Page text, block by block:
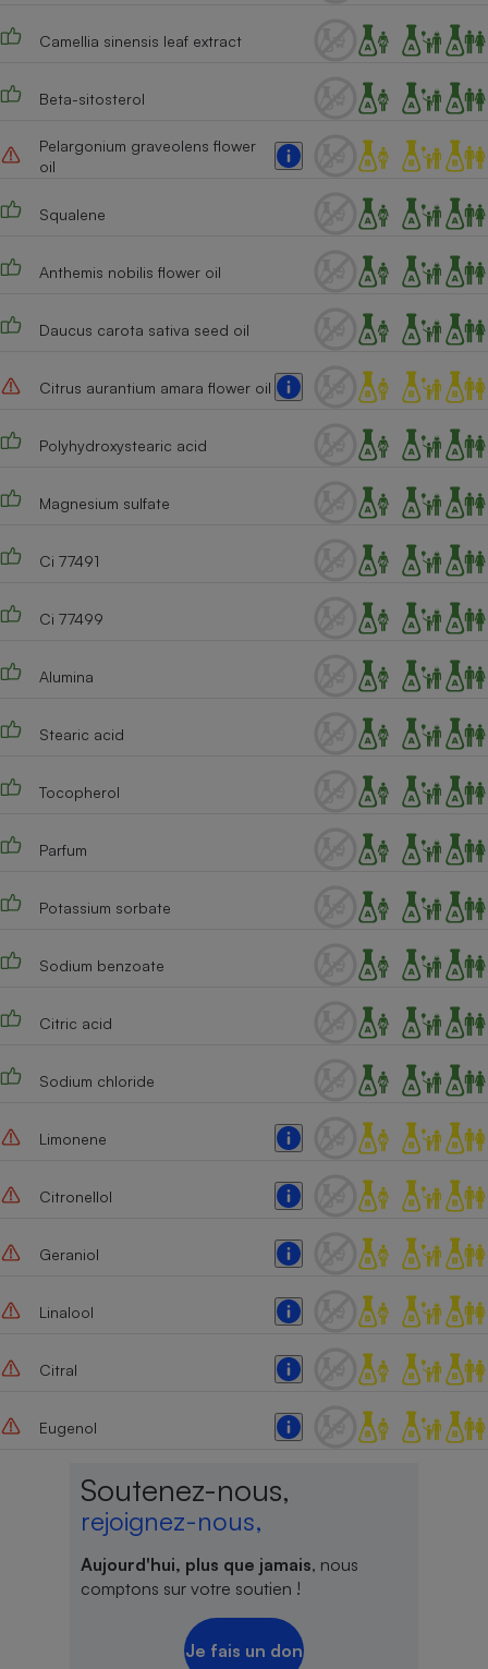
Camellia sinensis leaf extract
Beta-sitosterol
Pelargonium graveolens flower
oil
Squalene
Anthemis nobilis flower oil
Daucus carota sativa seed oil
Citrus aurantium amara flower oil
Polyhydroxystearic acid
Magnesium sulfate
Ci 77491
Ci 77499
Alumina
Stearic acid
Tocopherol
Parfum
Potassium sorbate
Sodium benzoate
Citric acid
Sodium chloride
Limonene
Citronellol
Geraniol
Linalool
Citral
Eugenol
Soutenez-nous,
rejoignez-nous,
Aujourd'hui, plus que jamais, nous
comptons sur votre soutien !
Je fais un don